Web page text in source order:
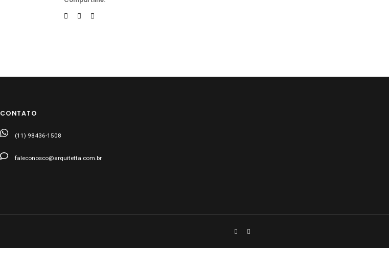
CONTATO
(11) 98436-1508
faleconosco@arquitetta.com.br